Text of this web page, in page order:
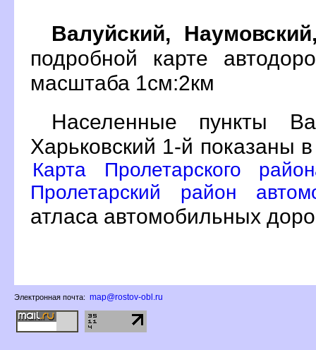
алуйский,
подробной карте
масштаба 1см:2км
Населенные пункты
Харьковский 1-й показаны
Карта Пролетарского
Пролетарский район
атласа автомобильных
Электронная почта: map@rostov-obl.ru